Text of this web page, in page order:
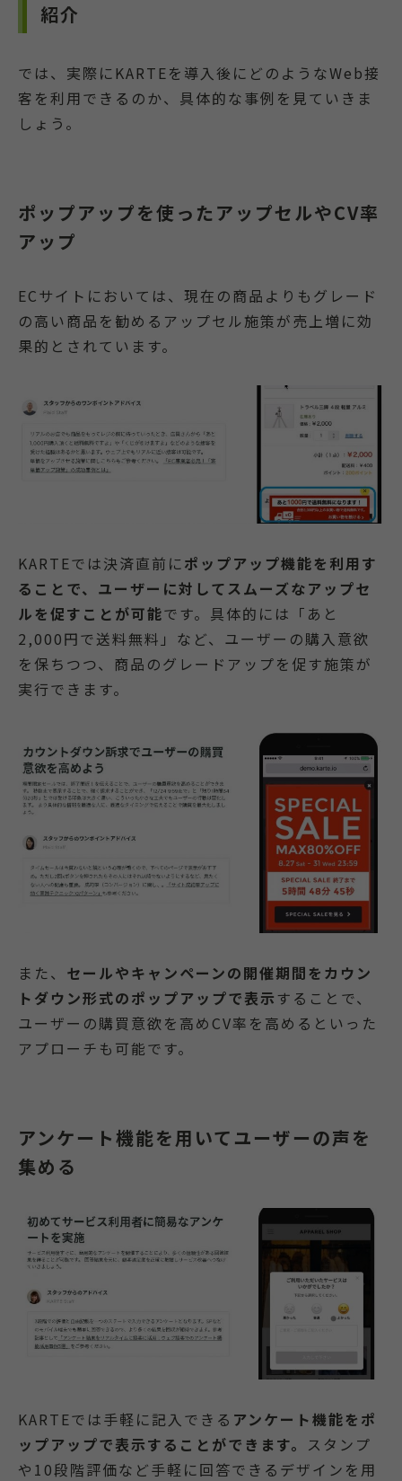
紹介
では、実際にKARTEを導入後にどのようなWeb接
客を利用できるのか、具体的な事例を見ていきま
しょう。
ポップアップを使ったアップセルやCV率
アップ
ECサイトにおいては、現在の商品よりもグレード
の高い商品を勧めるアップセル施策が売上増に効
果的とされています。
KARTEでは決済直前にポップアップ機能を利用す
ることで、ユーザーに対してスムーズなアップセ
ルを促すことが可能です。具体的には「あと
2,000円で送料無料」など、ユーザーの購入意欲
を保ちつつ、商品のグレードアップを促す施策が
実行できます。
また、 セールやキャンペーンの開催期間をカウン
トダウン形式のポップアップで表示することで、
ユーザーの購買意欲を高めCV率を高めるといった
アプローチも可能です。
アンケート機能を用いてユーザーの声を
集める
KARTEでは手軽に記入できる アンケート機能をポ
ップアップで表示することができます。 スタンプ
や10段階評価など手軽に回答できるデザインを用